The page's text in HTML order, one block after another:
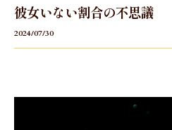
彼女いない割合の不思議
2024/07/30